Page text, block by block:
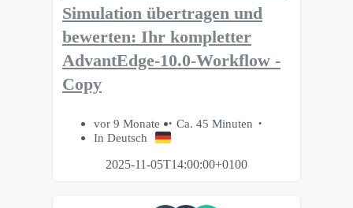
Simulation übertragen und
bewerten: Ihr kompletter
AdvantEdge-10.0-Workflow -
Copy
vor 9 Monate
Ca. 45 Minuten
In Deutsch
2025-11-05T14:00:00+0100